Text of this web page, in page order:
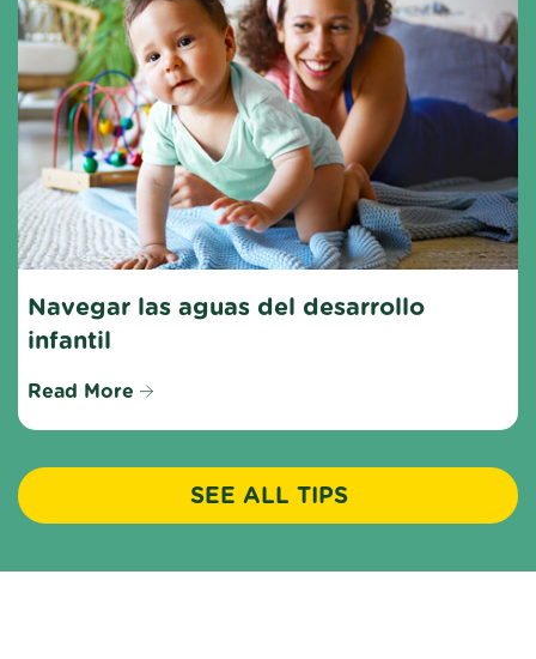
Navegar las aguas del desarrollo
infantil
Read More
SEE ALL TIPS